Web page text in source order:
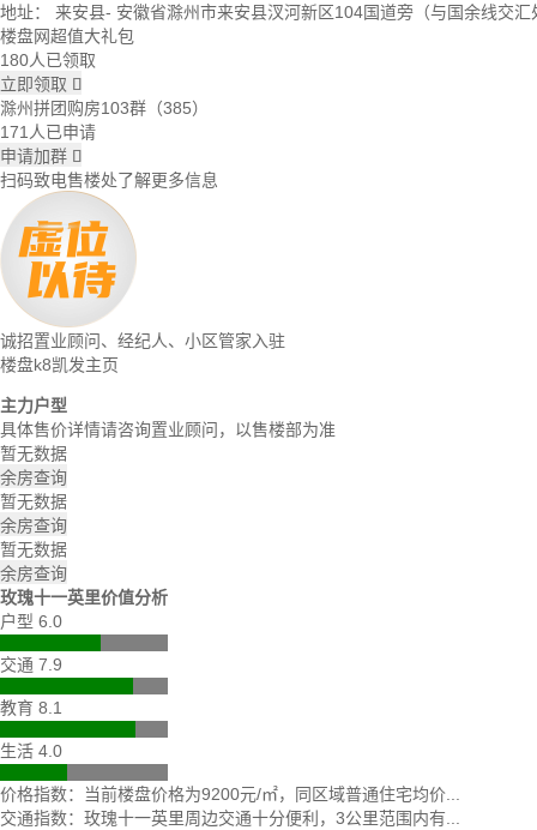
地址：
来安县- 安徽省滁州市来安县汊河新区104国道旁（与国余线交汇
楼盘网超值大礼包
180人已领取
立即领取 
滁州拼团购房103群（385）
171人已申请
申请加群 
扫码致电售楼处了解更多信息
诚招置业顾问、经纪人、小区管家入驻
楼盘k8凯发主页
主力户型
具体售价详情请咨询置业顾问，以售楼部为准
暂无数据
余房查询
暂无数据
余房查询
暂无数据
余房查询
玫瑰十一英里价值分析
户型 6.0
交通 7.9
教育 8.1
生活 4.0
价格指数：当前楼盘价格为9200元/㎡，同区域普通住宅均价...
交通指数：玫瑰十一英里周边交通十分便利，3公里范围内有...